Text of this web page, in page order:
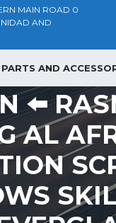
MAIN ROAD 0
AND
PARTS AND
⬅️
AL